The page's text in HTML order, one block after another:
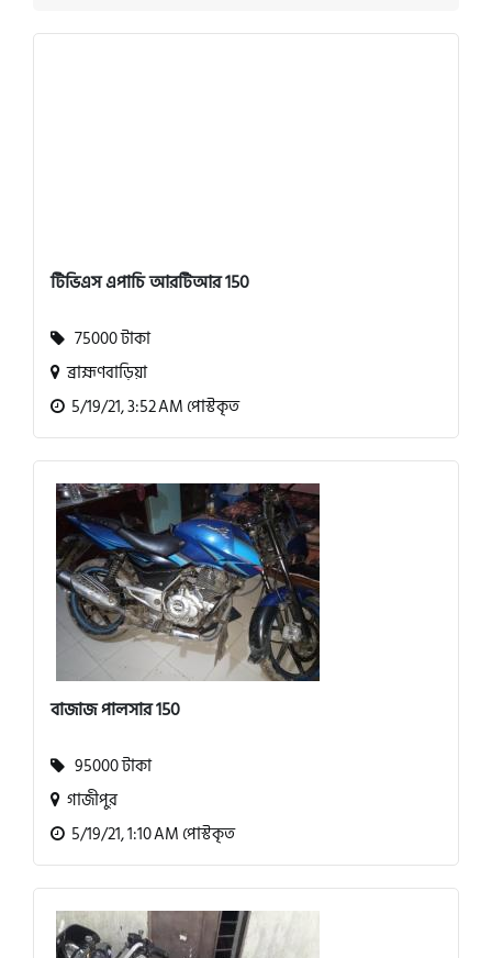
টিভিএস এপাচি আরটিআর 150
75000 টাকা
ব্রাহ্মণবাড়িয়া
5/19/21, 3:52 AM পোস্টকৃত
বাজাজ পালসার 150
95000 টাকা
গাজীপুর
5/19/21, 1:10 AM পোস্টকৃত